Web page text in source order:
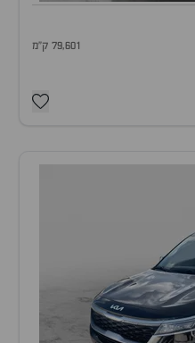
79,601 ק"מ